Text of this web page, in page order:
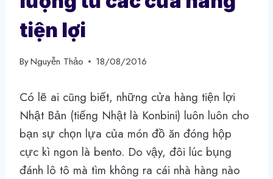
tiện lợi
ByNguyễn Thảo 18/08/2016
Có lẽ ai cũng biết, những cửa hàng tiện lợi
Nhật Bản (tiếng Nhật là Konbini) luôn luôn cho
bạn sự chọn lựa của món đồ ăn đóng hộp
cực kì ngon là bento. Do vậy, đôi lúc bụng
đánh lô tô mà tìm không ra cái nhà hàng nào